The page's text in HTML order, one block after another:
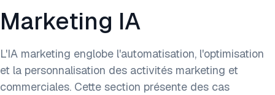
Logiciel d'entreprise
Marketing IA
L'IA marketing englobe l'automatisation, l'optimisation
et la personnalisation des activités marketing et
commerciales. Cette section présente des cas